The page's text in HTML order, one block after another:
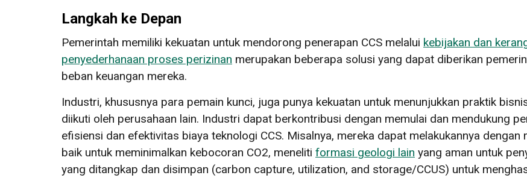
Langkah ke Depan
Pemerintah memiliki kekuatan untuk mendorong penerapan CCS melalui kebijakan dan
penyederhanaan proses perizinan merupakan beberapa solusi yang dapat diberikan
beban keuangan mereka.
Industri, khususnya para pemain kunci, juga punya kekuatan untuk menunjukkan praktik
diikuti oleh perusahaan lain. Industri dapat berkontribusi dengan memulai dan mendukung
efisiensi dan efektivitas biaya teknologi CCS. Misalnya, mereka dapat melakukannya
baik untuk meminimalkan kebocoran CO2, meneliti formasi geologi lain yang aman untuk
yang ditangkap dan disimpan (carbon capture, utilization, and storage/CCUS) untuk